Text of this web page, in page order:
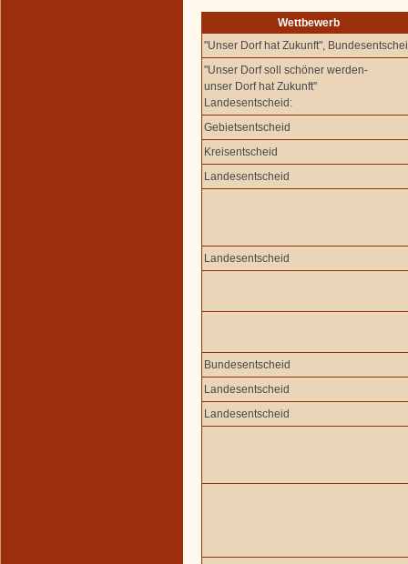
Wettbewerb
"Unser Dorf hat Zukunft",
"Unser Dorf soll schöner werden-
unser Dorf hat Zukunft"
Landesentscheid:
Gebietsentscheid
Kreisentscheid
Landesentscheid
Landesentscheid
Bundesentscheid
Landesentscheid
Landesentscheid